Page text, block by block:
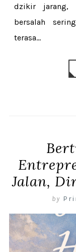
dzikir jarang,
bersalah
terasa...
Jalan,
by